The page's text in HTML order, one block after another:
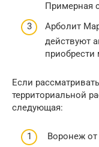
Примерная
Арболит
действуют
приобрести
Если
территориальной
следующая:
Воронеж от